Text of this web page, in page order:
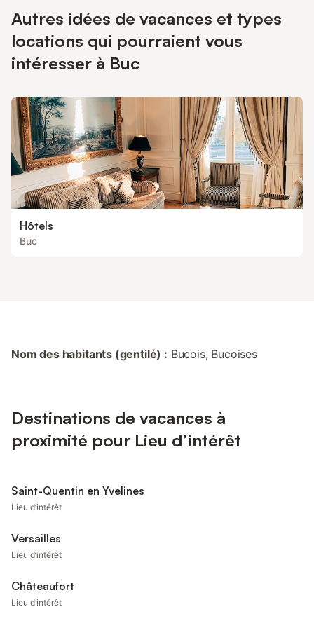
Autres idées de vacances et types
locations qui pourraient vous
intéresser à Buc
Hôtels
Buc
Nom des habitants (gentilé) : Bucois, Bucoises
Destinations de vacances à
proximité pour Lieu d’intérêt
Saint-Quentin en Yvelines
Lieu d’intérêt
Versailles
Lieu d’intérêt
Châteaufort
Lieu d’intérêt